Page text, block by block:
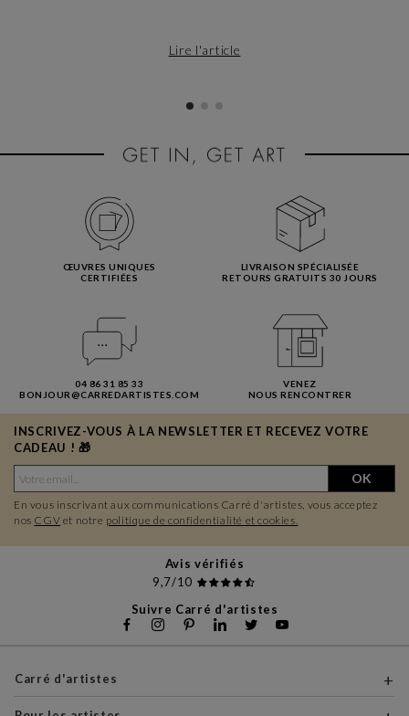
Lire l'article
ŒUVRES UNIQUES
CERTIFIÉES
LIVRAISON SPÉCIALISÉE
RETOURS GRATUITS 30 JOURS
04 86 31 85 33
BONJOUR@CARREDARTISTES.COM
VENEZ
NOUS RENCONTRER
INSCRIVEZ-VOUS À LA NEWSLETTER ET RECEVEZ VOTRE
CADEAU ! 🎁
OK
En vous inscrivant aux communications Carré d'artistes, vous acceptez
nos CGV et notre politique de confidentialité et cookies.
Avis vérifiés
9,7/10
Suivre Carré d'artistes
Carré d'artistes